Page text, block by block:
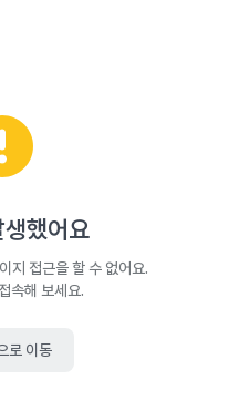
했어요
지 접근을 할 수 없어요.
속해 보세요.
로 이동